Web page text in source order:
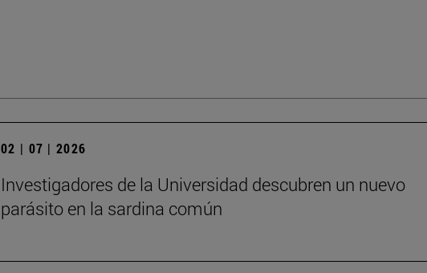
02 | 07 | 2026
Investigadores de la Universidad descubren un nuevo
parásito en la sardina común